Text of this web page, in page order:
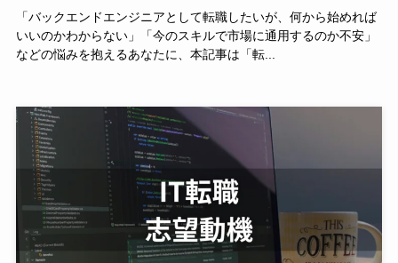
「バックエンドエンジニアとして転職したいが、何から始めれば
いいのかわからない」「今のスキルで市場に通用するのか不安」
などの悩みを抱えるあなたに、本記事は「転...